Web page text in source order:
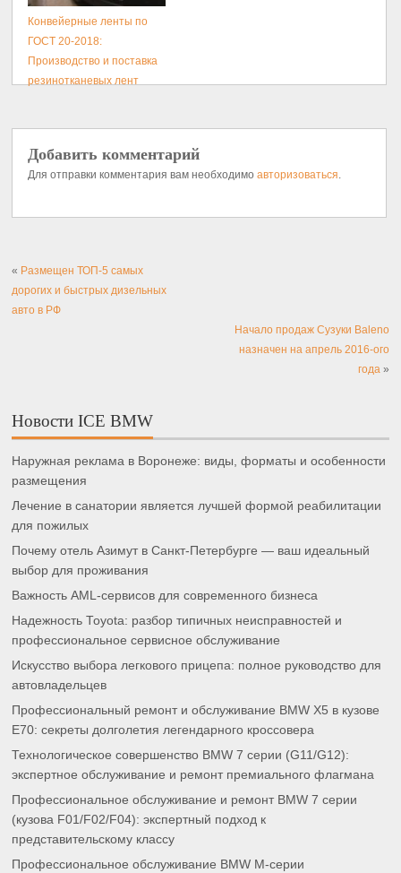
Конвейерные ленты по
ГОСТ 20-2018:
Производство и поставка
резинотканевых лент
Добавить комментарий
Для отправки комментария вам необходимоавторизоваться.
« Размещен ТОП-5 самых
дорогих и быстрых дизельных
авто в РФ
Начало продаж Сузуки Baleno
назначен на апрель 2016-ого
года»
Новости ICE BMW
Наружная реклама в Воронеже: виды, форматы и особенности
размещения
Лечение в санатории является лучшей формой реабилитации
для пожилых
Почему отель Азимут в Санкт-Петербурге — ваш идеальный
выбор для проживания
Важность AML-сервисов для современного бизнеса
Надежность Toyota: разбор типичных неисправностей и
профессиональное сервисное обслуживание
Искусство выбора легкового прицепа: полное руководство для
автовладельцев
Профессиональный ремонт и обслуживание BMW X5 в кузове
E70: секреты долголетия легендарного кроссовера
Технологическое совершенство BMW 7 серии (G11/G12):
экспертное обслуживание и ремонт премиального флагмана
Профессиональное обслуживание и ремонт BMW 7 серии
(кузова F01/F02/F04): экспертный подход к
представительскому классу
Профессиональное обслуживание BMW M-серии